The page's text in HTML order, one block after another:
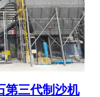
第三代制沙机